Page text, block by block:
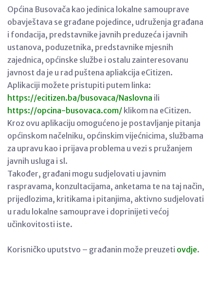
Općina Busovača kao jedinica lokalne samouprave
obavještava se građane pojedince, udruženja građana
i fondacija, predstavnike javnih preduzeća i javnih
ustanova, poduzetnika, predstavnike mjesnih
zajednica, općinske službe i ostalu zainteresovanu
javnost da je u rad puštena apliakcija eCitizen.
Aplikaciji možete pristupiti putem linka:
https://ecitizen.ba/busovaca/Naslovna ili
https://opcina-busovaca.com/ klikom na eCitizen.
Kroz ovu aplikaciju omogućeno je postavljanje pitanja
općinskom načelniku, općinskim vijećnicima, službama
za upravu kao i prijava problema u vezi s pružanjem
javnih usluga i sl.
Također, građani mogu sudjelovati u javnim
raspravama, konzultacijama, anketama te na taj način,
prijedlozima, kritikama i pitanjima, aktivno sudjelovati
u radu lokalne samouprave i doprinijeti većoj
učinkovitosti iste.
Korisničko uputstvo – građanin može preuzeti ovdje.